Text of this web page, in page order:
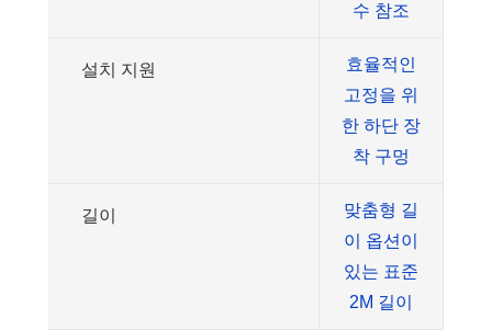
수 참조
설치 지원
효율적인
고정을 위
한 하단 장
착 구멍
길이
맞춤형 길
이 옵션이
있는 표준
2M 길이